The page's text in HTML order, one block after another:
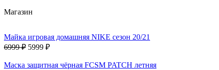
Магазин
Майка игровая домашняя NIKE сезон 20/21
6999 ₽ 5999 ₽
Маска защитная чёрная FCSM PATCH летняя